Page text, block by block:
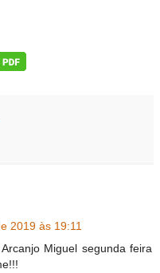
2019 às 19:11
Miguel segunda feira